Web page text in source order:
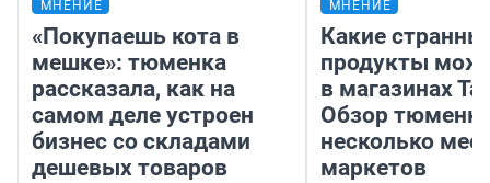
МНЕНИЕ
«Покупаешь кота в
мешке»: тюменка
рассказала, как на
самом деле устроен
бизнес со складами
дешевых товаров
МНЕНИЕ
Какие
продукты
в магазинах
Обзор
несколько
маркетов